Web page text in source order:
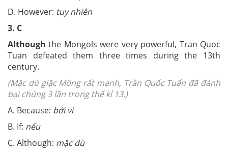
D. However: tuy nhiên
3. C
Although the Mongols were very powerful, Tran Quoc
Tuan defeated them three times during the 13th
century.
(Mặc dù giặc Mông rất mạnh, Trần Quốc Tuấn đã đánh
bại chúng 3 lần trong thế kỉ 13.)
A. Because: bởi vì
B. If: nếu
C. Although: mặc dù